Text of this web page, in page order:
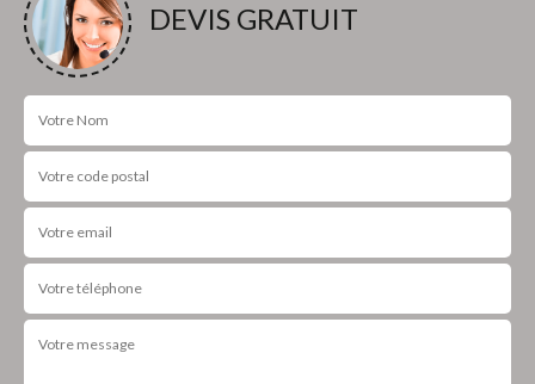
DEVIS GRATUIT